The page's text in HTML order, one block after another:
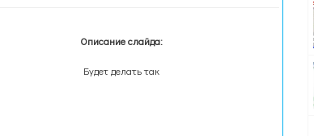
Описание слайда:
Будет делать так